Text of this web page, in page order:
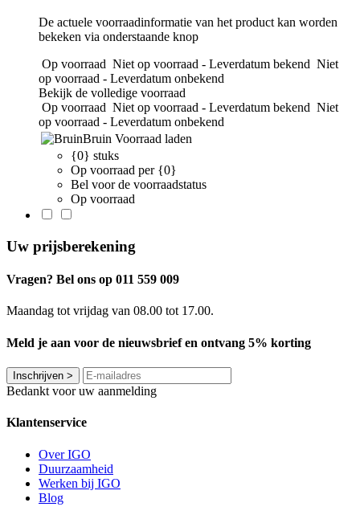
De actuele voorraadinformatie van het product kan worden
bekeken via onderstaande knop
Op voorraad Niet op voorraad - Leverdatum bekend Niet
op voorraad - Leverdatum onbekend
Bekijk de volledige voorraad
Op voorraad Niet op voorraad - Leverdatum bekend Niet
op voorraad - Leverdatum onbekend
Bruin Voorraad laden
{0} stuks
Op voorraad per {0}
Bel voor de voorraadstatus
Op voorraad
Uw prijsberekening
Vragen? Bel ons op 011 559 009
Maandag tot vrijdag van 08.00 tot 17.00.
Meld je aan voor de nieuwsbrief en ontvang 5% korting
Inschrijven >
Bedankt voor uw aanmelding
Klantenservice
Over IGO
Duurzaamheid
Werken bij IGO
Blog